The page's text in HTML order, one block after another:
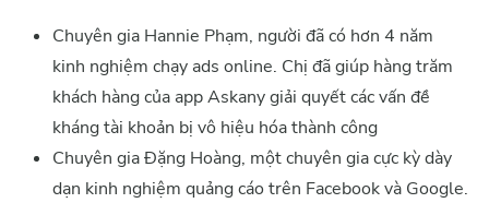
Chuyên gia Hannie Phạm, người đã có hơn 4 năm
kinh nghiệm chạy ads online. Chị đã giúp hàng trăm
khách hàng của app Askany giải quyết các vấn đề
kháng tài khoản bị vô hiệu hóa thành công
Chuyên gia Đặng Hoàng, một chuyên gia cực kỳ dày
dạn kinh nghiệm quảng cáo trên Facebook và Google.